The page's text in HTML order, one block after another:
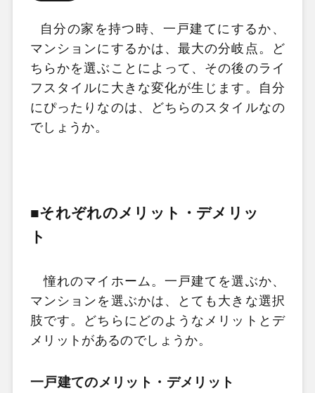
自分の家を持つ時、一戸建てにするか、
マンションにするかは、最大の分岐点。ど
ちらかを選ぶことによって、その後のライ
フスタイルに大きな変化が生じます。自分
にぴったりなのは、どちらのスタイルなの
でしょうか。
■それぞれのメリット・デメリッ
ト
憧れのマイホーム。一戸建てを選ぶか、
マンションを選ぶかは、とても大きな選択
肢です。どちらにどのようなメリットとデ
メリットがあるのでしょうか。
一戸建てのメリット・デメリット